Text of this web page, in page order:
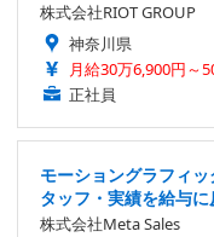
株式会社RIOT GROUP
神奈川県
月給30万6,900円～
正社員
モーショングラフィ
タッフ・実績を給与
株式会社Meta Sales